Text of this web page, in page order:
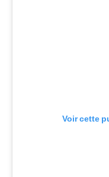
Voir cette